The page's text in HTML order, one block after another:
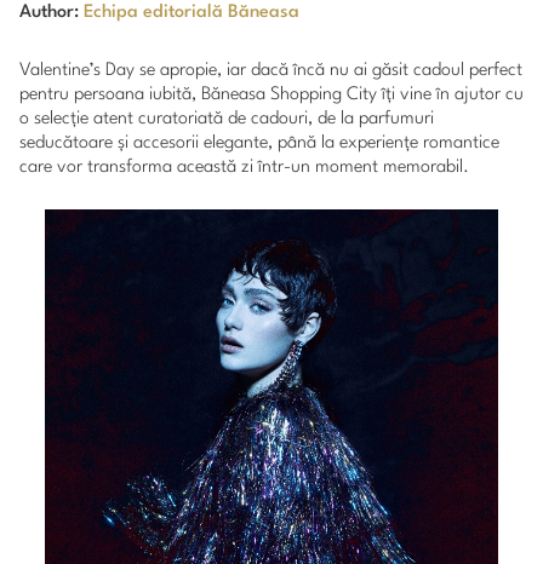
Author: Echipa editorială Băneasa
Valentine’s Day se apropie, iar dacă încă nu ai găsit cadoul perfect
pentru persoana iubită, Băneasa Shopping City îți vine în ajutor cu
o selecție atent curatoriată de cadouri, de la parfumuri
seducătoare și accesorii elegante, până la experiențe romantice
care vor transforma această zi într-un moment memorabil.